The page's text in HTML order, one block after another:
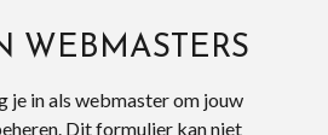
WEBMASTERS
in als webmaster om jouw
Dit formulier kan niet